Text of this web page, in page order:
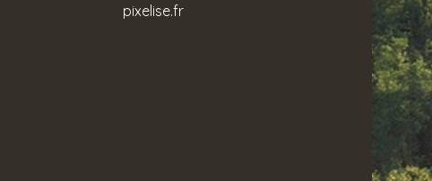
pixelise.fr